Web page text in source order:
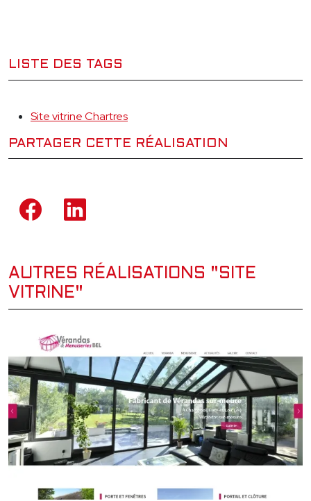
LISTE DES TAGS
Site vitrine Chartres
PARTAGER CETTE RÉALISATION
AUTRES RÉALISATIONS "SITE
VITRINE"